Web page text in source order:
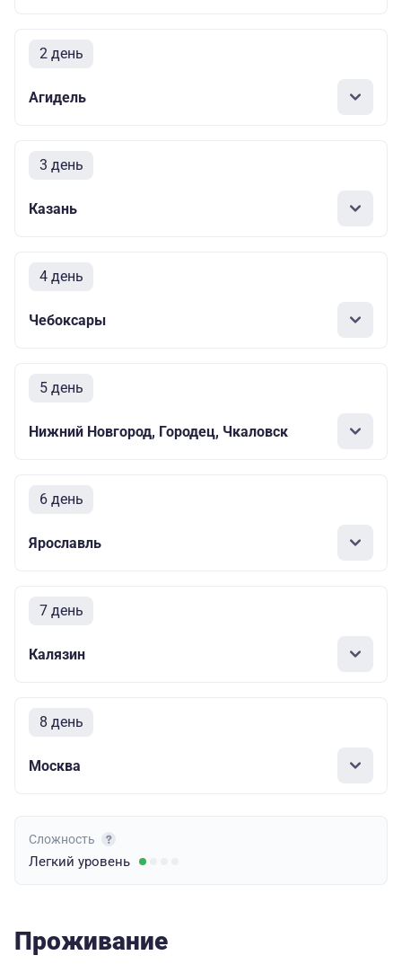
2 день
Агидель
3 день
Казань
4 день
Чебоксары
5 день
Нижний Новгород, Городец, Чкаловск
6 день
Ярославль
7 день
Калязин
8 день
Москва
Сложность
Легкий уровень
Проживание